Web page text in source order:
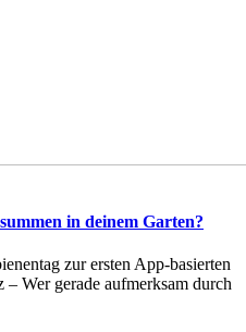
in deinem Garten?
zur ersten App-basierten
Wer gerade aufmerksam durch